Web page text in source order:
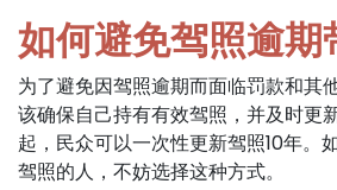
如何避免驾照逾期
为了避免因驾照逾期而面临罚款和其
该确保自己持有有效驾照，并及时更
起，民众可以一次性更新驾照10年。
驾照的人，不妨选择这种方式。